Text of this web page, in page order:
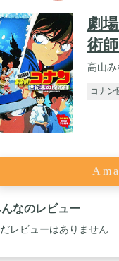
劇
術
高山み
コナン
なのレビュー
レビューはありません